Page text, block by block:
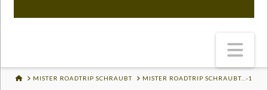
HOMEMISTER ROADTRIP SCHRAUBT MISTER ROADTRIP SCHRAUBT...-1